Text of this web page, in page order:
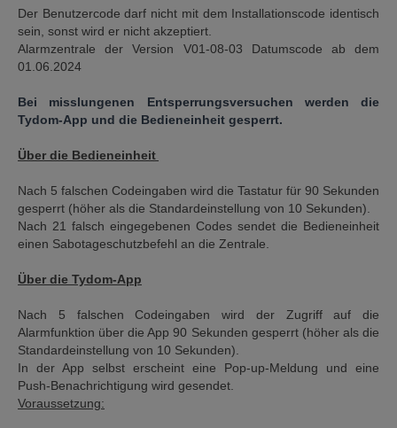
Der Benutzercode darf nicht mit dem Installationscode identisch
sein, sonst wird er nicht akzeptiert.
Alarmzentrale der Version V01-08-03 Datumscode ab dem
01.06.2024
Bei misslungenen Entsperrungsversuchen werden die
Tydom-App und die Bedieneinheit gesperrt.
Über die Bedieneinheit
Nach 5 falschen Codeingaben wird die Tastatur für 90 Sekunden
gesperrt (höher als die Standardeinstellung von 10 Sekunden).
Nach 21 falsch eingegebenen Codes sendet die Bedieneinheit
einen Sabotageschutzbefehl an die Zentrale.
Über die Tydom-App
Nach 5 falschen Codeingaben wird der Zugriff auf die
Alarmfunktion über die App 90 Sekunden gesperrt (höher als die
Standardeinstellung von 10 Sekunden).
In der App selbst erscheint eine Pop-up-Meldung und eine
Push-Benachrichtigung wird gesendet.
Voraussetzung: